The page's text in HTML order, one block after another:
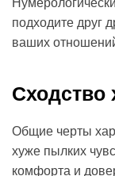
подходите друг
ваших
Сходство
Общие черты
хуже пылких
комфорта и